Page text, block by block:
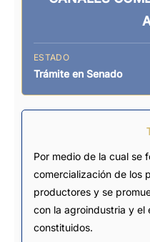
ESTADO
Trámite en Senado
Por medio de la cual se
comercialización de los
productores y se
con la agroindustria y el
constituidos.